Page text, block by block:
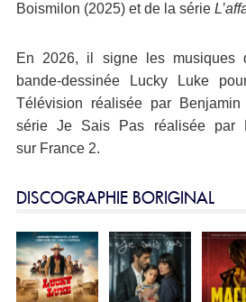
Boismilon (2025) et de la série
En 2026, il signe les musiques
bande-dessinée Lucky Luke
Télévision réalisée par
série Je Sais Pas réalisée par
sur France 2.
DISCOGRAPHIE BORIGINAL